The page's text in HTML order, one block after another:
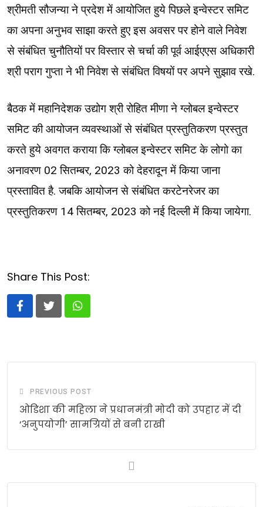
श्रीमती सौजन्या ने प्रदेश में आयोजित हुये पिछले इन्वेस्टर समिट
का अपना अनुभव साझा करते हुए इस अवसर पर होने वाले निवेश
से संबंधित चुनौतियों पर विस्तार से चर्चा की पूर्व आईएएस अधिकारी
श्री पराग गुप्ता ने भी निवेश से संबंधित विषयों पर अपने सुझाव रखे.
बैठक में महानिदेशक उद्योग श्री रोहित मीणा ने ग्लोबल इन्वेस्टर
समिट की आयोजन व्यवस्थाओं से संबंधित प्रस्तुतिकरण प्रस्तुत
करते हुये अवगत कराया कि ग्लोबल इन्वेस्टर समिट के लोगो का
अनावरण 02 सितम्बर, 2023 को देहरादून में किया जाना
प्रस्तावित है. जबकि आयोजन से संबंधित करटेनरेजर का
प्रस्तुतिकरण 14 सितम्बर, 2023 को नई दिल्ली में किया जायेगा.
Share This Post:
Whatsapp
PREVIOUS POST
ओडिशा की महिला ने प्रधानमंत्री मोदी को उपहार में दी
‘अनुपयोगी’ सामग्रियों से बनी राखी